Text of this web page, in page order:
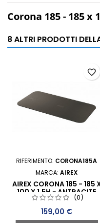
Corona 185 - 185 x
8 ALTRI PRODOTTI
RIFERIMENTO: CORONA185A
MARCA: AIREX
AIREX CORONA 185 - 185
100 X 1,5H - ANTRACITE
(0)
Prezzo
159,00 €
favorite_border